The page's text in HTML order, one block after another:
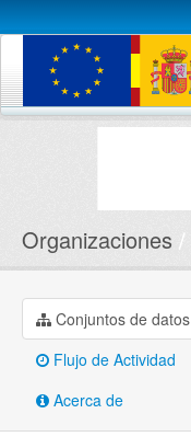
Conjuntos de datos
Organizaciones
Conjuntos de datos
Flujo de Actividad
Acerca de